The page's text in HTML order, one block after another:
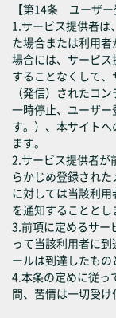
【第14条 ユーザー
1.サービス提供者は
た場合または利用
場合には、サービ
することなくして
（発信）されたコ
一時停止、ユーザ
す。）、本サイト
ます。
2.サービス提供者が
らかじめ登録され
に対しては当該利
を通知することとし
3.前項に定めるサー
って当該利用者に
ールは到達したもの
4.本条の定めに従っ
問、苦情は一切受け